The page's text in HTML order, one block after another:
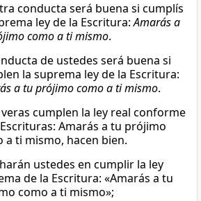
conducta será buena si cumplís
ley de la Escritura:Amarás a
como a ti mismo.
de ustedes será buena si
la suprema ley de la Escritura:
a tu prójimo como a ti mismo.
veras cumplen la ley real conforme
Amarás a tu prójimo
a ti mismo, hacen bien.
ustedes en cumplir la ley
de la Escritura: «Amarás a tu
como a ti mismo»;